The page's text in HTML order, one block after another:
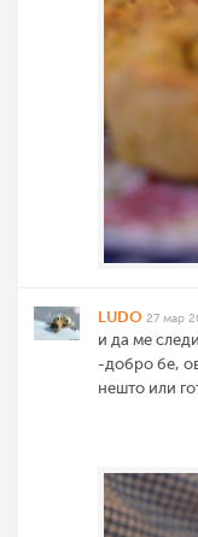
LUDO 27 мар
и да ме
-добро бе,
нешто или